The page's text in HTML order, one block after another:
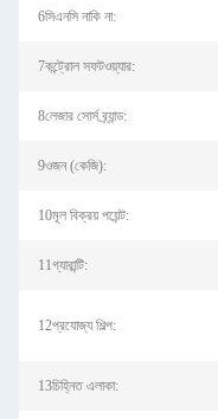
6সিএনসি নাকি না:
7কন্ট্রোল সফটওয়্যার:
8লেজার সোর্স ব্র্যান্ড:
9ওজন (কেজি):
10মূল বিক্রয় পয়েন্ট:
11গ্যারান্টি:
12প্রযোজ্য শিল্প:
13চিহ্নিত এলাকা: